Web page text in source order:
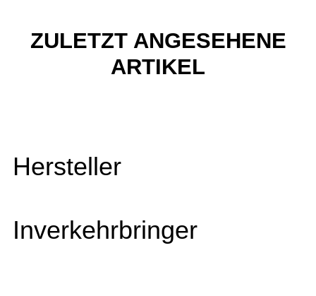
ZULETZT ANGESEHENE
ARTIKEL
Hersteller
Inverkehrbringer